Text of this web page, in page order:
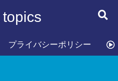
topics
プライバシーポリシー お